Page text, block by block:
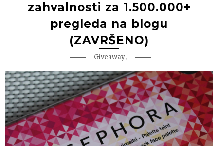
zahvalnosti za 1.500.000+
pregleda na blogu
(ZAVRŠENO)
Giveaway,